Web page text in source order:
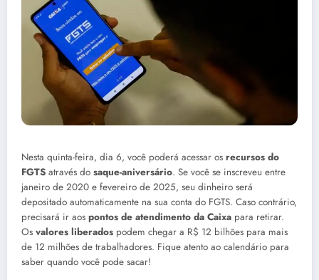
Nesta quinta-feira, dia 6, você poderá acessar os recursos do
FGTS através do saque-aniversário. Se você se inscreveu entre
janeiro de 2020 e fevereiro de 2025, seu dinheiro será
depositado automaticamente na sua conta do FGTS. Caso contrário,
precisará ir aos pontos de atendimento da Caixa para retirar.
Os valores liberados podem chegar a R$ 12 bilhões para mais
de 12 milhões de trabalhadores. Fique atento ao calendário para
saber quando você pode sacar!